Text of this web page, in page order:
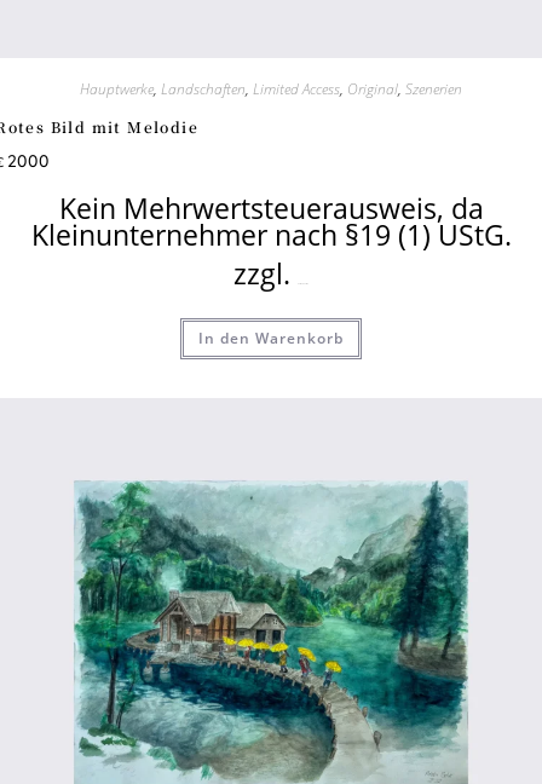
Hauptwerke, Landschaften, Limited Access, Original, Szenerien
Bild mit Melodie
2000
Kein Mehrwertsteuerausweis, da
Kleinunternehmer nach §19 (1) UStG.
zzgl.
In den Warenkorb